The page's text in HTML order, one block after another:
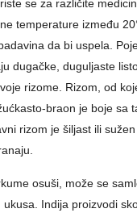
se za različite
temperature između
da bi uspela.
dugačke, duguljaste
rizome. Rizom, od
braon je boje sa
rizom je šiljast ili
osuši, može se
Indija proizvodi